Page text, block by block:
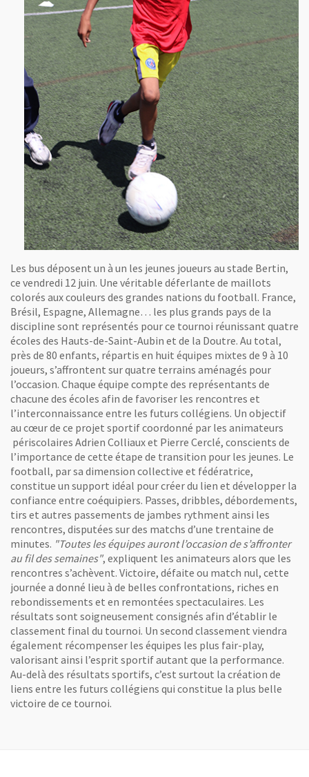
Les bus déposent un à un les jeunes joueurs au stade Bertin,
ce vendredi 12 juin. Une véritable déferlante de maillots
colorés aux couleurs des grandes nations du football. France,
Brésil, Espagne, Allemagne… les plus grands pays de la
discipline sont représentés pour ce tournoi réunissant quatre
écoles des Hauts-de-Saint-Aubin et de la Doutre. Au total,
près de 80 enfants, répartis en huit équipes mixtes de 9 à 10
joueurs, s’affrontent sur quatre terrains aménagés pour
l’occasion. Chaque équipe compte des représentants de
chacune des écoles afin de favoriser les rencontres et
l’interconnaissance entre les futurs collégiens. Un objectif
au cœur de ce projet sportif coordonné par les animateurs
périscolaires Adrien Colliaux et Pierre Cerclé, conscients de
l’importance de cette étape de transition pour les jeunes. Le
football, par sa dimension collective et fédératrice,
constitue un support idéal pour créer du lien et développer la
confiance entre coéquipiers. Passes, dribbles, débordements,
tirs et autres passements de jambes rythment ainsi les
rencontres, disputées sur des matchs d’une trentaine de
minutes. "Toutes les équipes auront l’occasion de s’affronter
au fil des semaines", expliquent les animateurs alors que les
rencontres s’achèvent. Victoire, défaite ou match nul, cette
journée a donné lieu à de belles confrontations, riches en
rebondissements et en remontées spectaculaires. Les
résultats sont soigneusement consignés afin d’établir le
classement final du tournoi. Un second classement viendra
également récompenser les équipes les plus fair-play,
valorisant ainsi l’esprit sportif autant que la performance.
Au-delà des résultats sportifs, c’est surtout la création de
liens entre les futurs collégiens qui constitue la plus belle
victoire de ce tournoi.